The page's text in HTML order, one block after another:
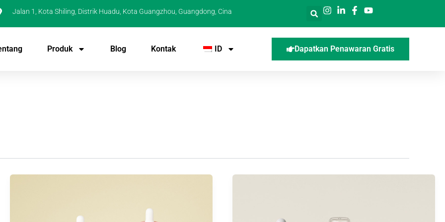
Jalan 1, Kota Shiling, Distrik Huadu, Kota Guangzhou, Guangdong, Cina
Produk Blog Kontak ID Dapatkan Penawaran Gratis